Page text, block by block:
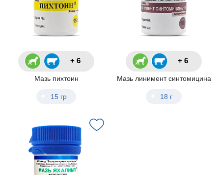
+ 6
Мазь пихтоин
15 гр
+ 6
Мазь линимент синтомицина
18 г